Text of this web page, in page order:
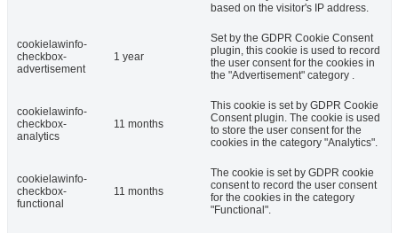
based on the visitor's IP address.
cookielawinfo-
checkbox-
advertisement
1 year
Set by the GDPR Cookie Consent
plugin, this cookie is used to record
the user consent for the cookies in
the "Advertisement" category .
cookielawinfo-
checkbox-
analytics
11 months
This cookie is set by GDPR Cookie
Consent plugin. The cookie is used
to store the user consent for the
cookies in the category "Analytics".
cookielawinfo-
checkbox-
functional
11 months
The cookie is set by GDPR cookie
consent to record the user consent
for the cookies in the category
"Functional".